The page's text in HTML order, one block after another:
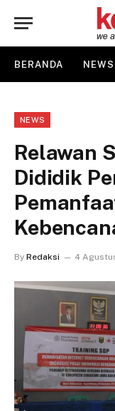
BERANDA NEWS
NEWS
Relawan
Dididik
By Redaksi 4